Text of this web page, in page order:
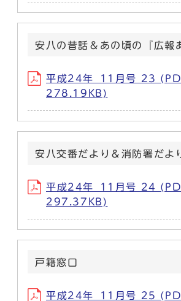
安八の昔話＆あの頃の『広報
平成24年_11月号 23
278.19KB)
安八交番だより＆消防署だよ
平成24年_11月号 24
297.37KB)
戸籍窓口
平成24年_11月号 25